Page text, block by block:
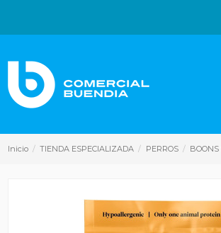
Inicio TIENDA ESPECIALIZADA PERROS BOONS